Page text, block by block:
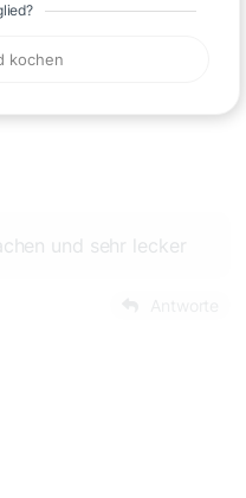
kochen
und sehr lecker